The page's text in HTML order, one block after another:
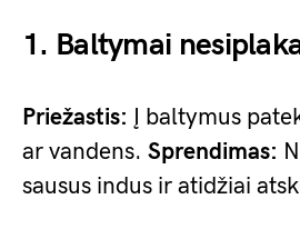
1. Baltymai
Priežastis: Į baltymus
ar vandens. Sprendimas:
sausus indus ir atidžiai